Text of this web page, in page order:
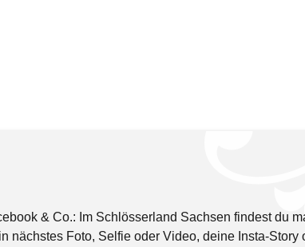
& Co.: Im Schlösserland Sachsen findest du
nächstes Foto, Selfie oder Video, deine Insta-Story